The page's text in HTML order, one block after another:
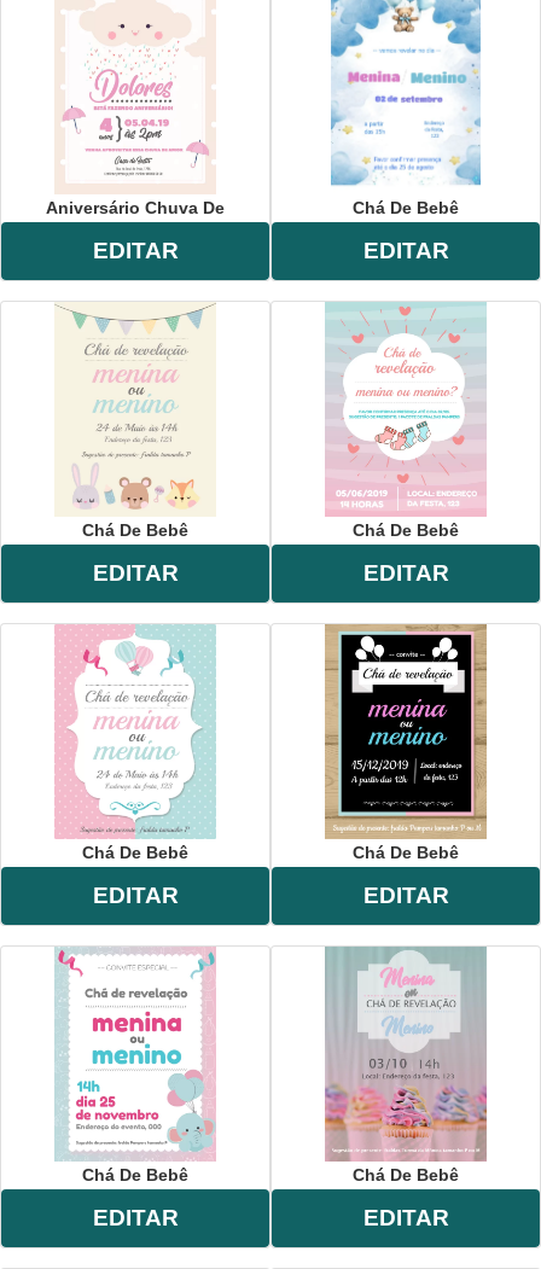
Aniversário Chuva De
EDITAR
Chá De Bebê
EDITAR
Chá De Bebê
EDITAR
Chá De Bebê
EDITAR
Chá De Bebê
EDITAR
Chá De Bebê
EDITAR
Chá De Bebê
EDITAR
Chá De Bebê
EDITAR